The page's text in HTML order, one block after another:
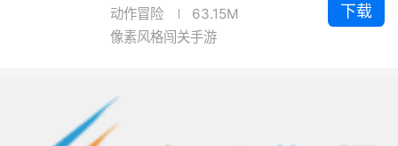
动作冒险
63.15M
像素风格闯关手游
下载